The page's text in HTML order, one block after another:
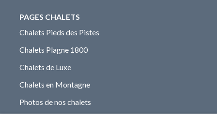
PAGES CHALETS
Chalets Pieds des Pistes
Chalets Plagne 1800
Chalets de Luxe
Chalets en Montagne
Photos de nos chalets